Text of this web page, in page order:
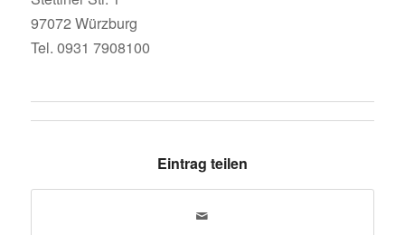
97072 Würzburg
Tel. 0931 7908100
Eintrag teilen